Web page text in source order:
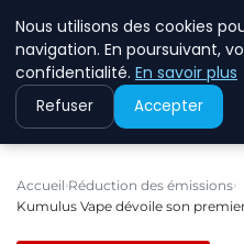
Accueil Réduction des émissions
Kumulus Vape dévoile son
Nous utilisons des cookies
navigation. En poursuivant,
confidentialité. En savoir plus
Refuser Accepter